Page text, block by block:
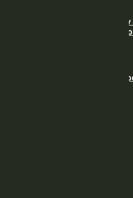
τον αποκλεισμό των
αποδεχθούν “όλους” τους
το ειρηνευτικό σχέδιο του